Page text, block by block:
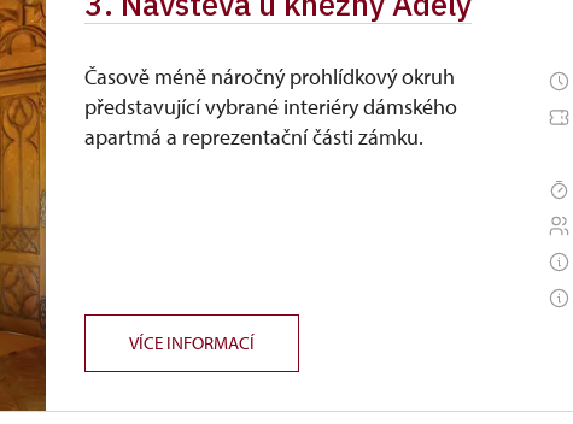
Časově méně náročný prohlídkový okruh
představující vybrané interiéry dámského
apartmá a reprezentační části zámku.
VÍCE INFORMACÍ